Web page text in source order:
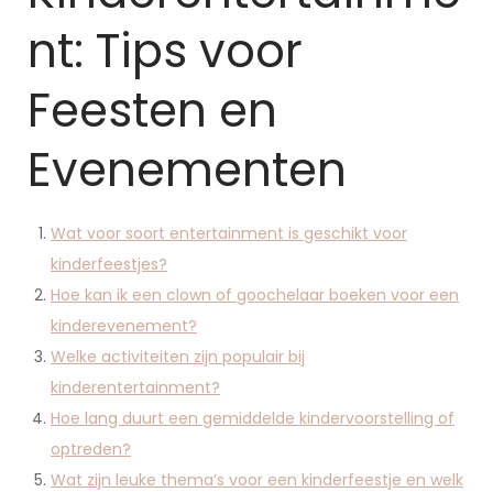
nt: Tips voor
Feesten en
Evenementen
Wat voor soort entertainment is geschikt voor
kinderfeestjes?
Hoe kan ik een clown of goochelaar boeken voor een
kinderevenement?
Welke activiteiten zijn populair bij
kinderentertainment?
Hoe lang duurt een gemiddelde kindervoorstelling of
optreden?
Wat zijn leuke thema’s voor een kinderfeestje en welk